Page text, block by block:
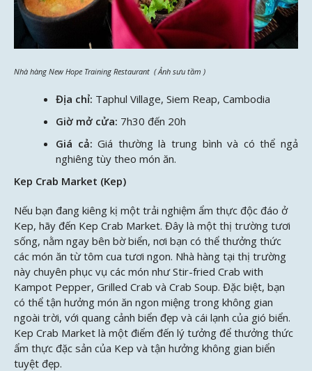
Nhà hàng New Hope Training Restaurant ( Ảnh sưu tầm )
Địa chỉ: Taphul Village, Siem Reap, Cambodia
Giờ mở cửa: 7h30 đến 20h
Giá cả: Giá thường là trung bình và có thể ngả
nghiêng tùy theo món ăn.
Kep Crab Market (Kep)
Nếu bạn đang kiêng kị một trải nghiệm ẩm thực độc đáo ở
Kep, hãy đến Kep Crab Market. Đây là một thị trường tươi
sống, nằm ngay bên bờ biển, nơi bạn có thể thưởng thức
các món ăn từ tôm cua tươi ngon. Nhà hàng tại thị trường
này chuyên phục vụ các món như Stir-fried Crab with
Kampot Pepper, Grilled Crab và Crab Soup. Đặc biệt, bạn
có thể tận hưởng món ăn ngon miệng trong không gian
ngoài trời, với quang cảnh biển đẹp và cái lạnh của gió biển.
Kep Crab Market là một điểm đến lý tưởng để thưởng thức
ẩm thực đặc sản của Kep và tận hưởng không gian biển
tuyệt đẹp.